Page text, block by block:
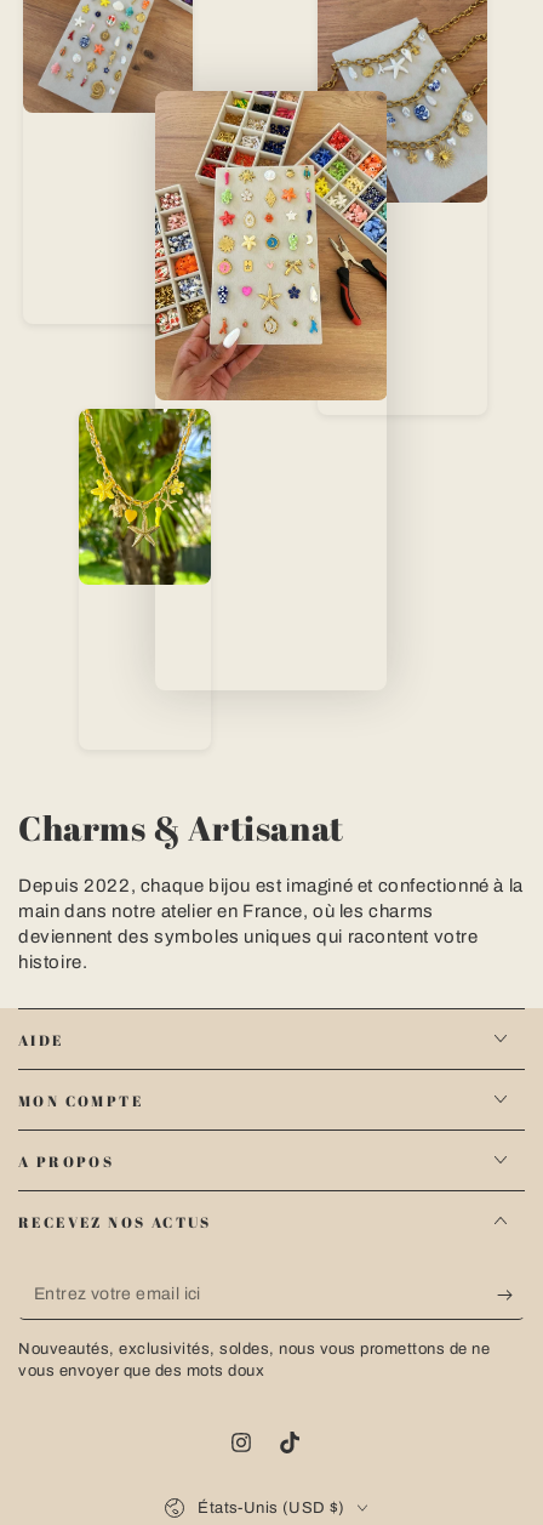
Charms & Artisanat
Depuis 2022, chaque bijou est imaginé et confectionné à la
main dans notre atelier en France, où les charms
deviennent des symboles uniques qui racontent votre
histoire.
AIDE
MON COMPTE
A PROPOS
RECEVEZ NOS ACTUS
Entrez
votre
email
Nouveautés, exclusivités, soldes, nous vous promettons de ne
vous envoyer que des mots doux
Instagram
TikTok
États-Unis (USD $)